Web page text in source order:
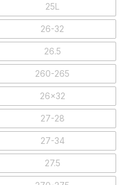
25L
26-32
26.5
260-265
26x32
27-28
27-34
27.5